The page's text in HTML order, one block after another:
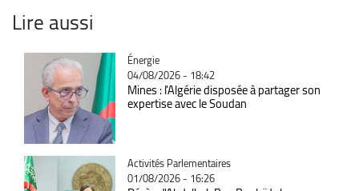
Lire aussi
Catégorie
Énergie
04/08/2026 - 18:42
Mines : l'Algérie disposée à partager son
expertise avec le Soudan
Catégorie
Activités Parlementaires
01/08/2026 - 16:26